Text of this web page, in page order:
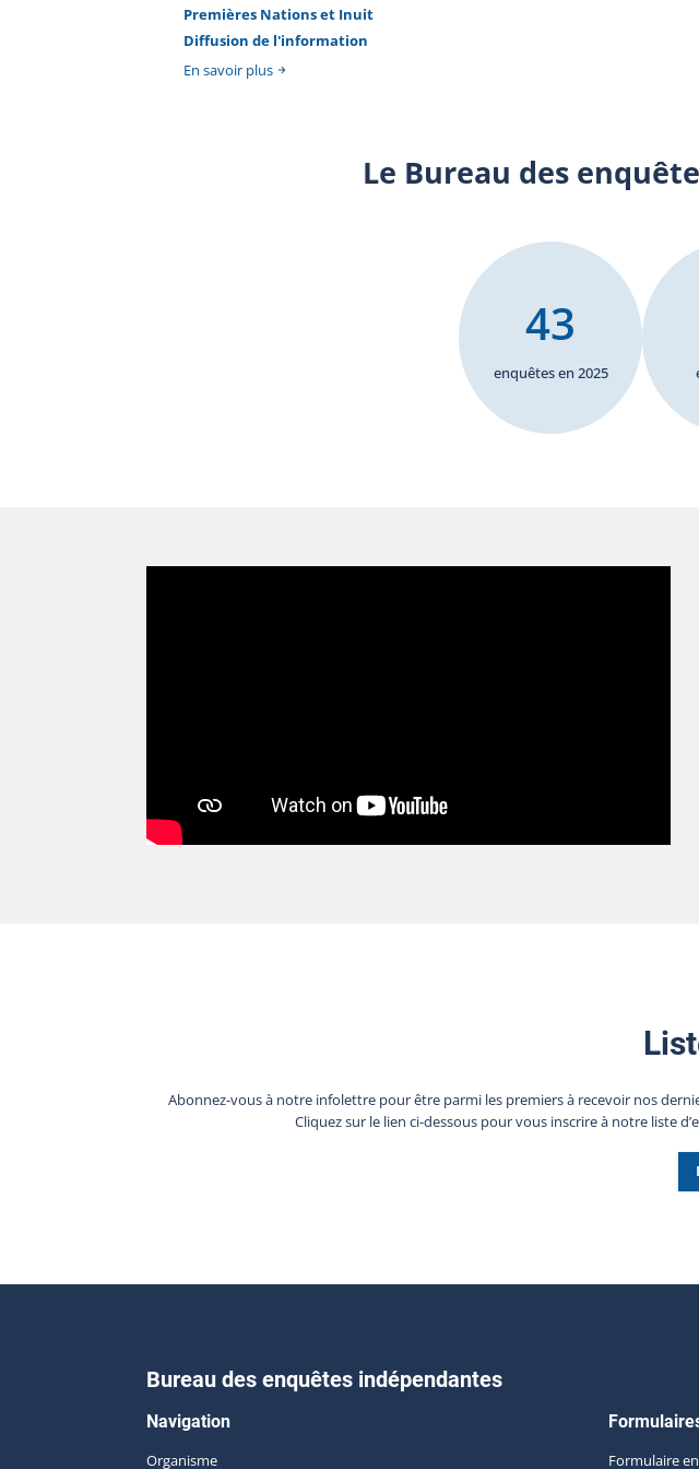
Premières Nations et Inuit
Diffusion de l'information
En savoir plus
Le Bureau des
enquêtes en 2025
43
Abonnez-vous à notre infolettre pour être parmi les premiers à recevoir nos
Cliquez sur le lien ci-dessous pour vous inscrire à notre liste
Bureau des enquêtes indépendantes
Navigation
Organisme Formulaire